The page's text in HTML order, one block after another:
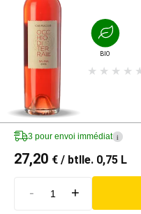
BIO
3 pour envoi immédiat i
27,20 € / btlle. 0,75 L
- +